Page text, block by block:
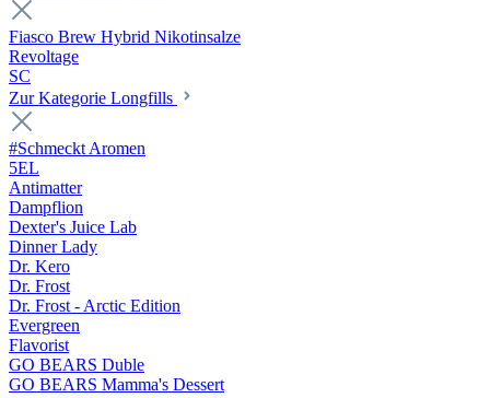
Fiasco Brew Hybrid Nikotinsalze
Revoltage
SC
Zur Kategorie Longfills
#Schmeckt Aromen
5EL
Antimatter
Dampflion
Dexter's Juice Lab
Dinner Lady
Dr. Kero
Dr. Frost
Dr. Frost - Arctic Edition
Evergreen
Flavorist
GO BEARS Duble
GO BEARS Mamma's Dessert